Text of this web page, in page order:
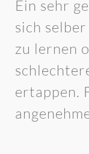
Ein sehr
sich
zu lernen
ertappen.